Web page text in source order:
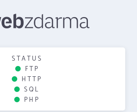
STATUS
FTP
HTTP
SQL
PHP